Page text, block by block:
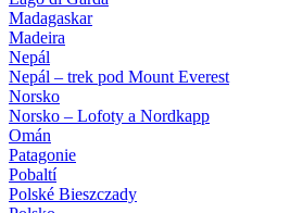
Madagaskar
Madeira
Nepál
Nepál – trek pod Mount Everest
Norsko
Norsko – Lofoty a Nordkapp
Omán
Patagonie
Pobaltí
Polské Bieszczady